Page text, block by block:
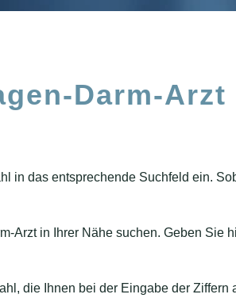
Darm-
in das entsprechende Suchfeld ein.
Arzt in Ihrer Nähe suchen. Geben Sie
die Ihnen bei der Eingabe der